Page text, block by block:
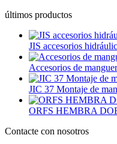
últimos productos
JIS accesorios
Accesorios de
JIC 37 Montaje de
ORFS HEMBRA
Contacte con nosotros